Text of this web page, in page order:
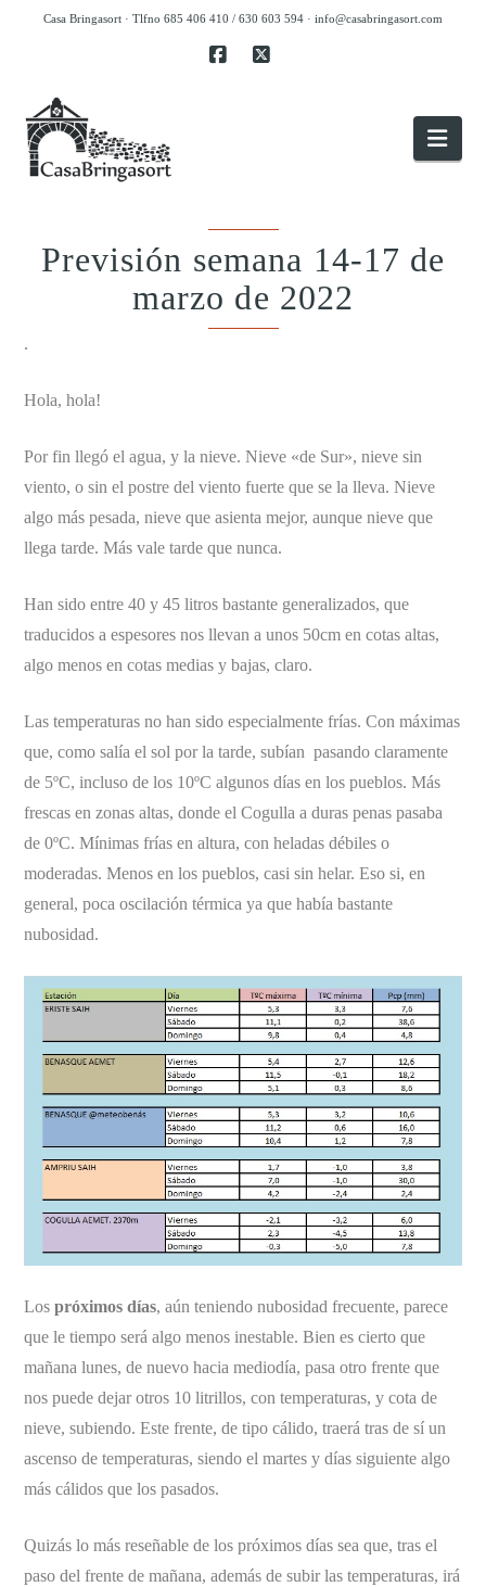
Casa Bringasort · Tlfno 685 406 410 / 630 603 594 · info@casabringasort.com
Previsión semana 14-17 de
marzo de 2022
.
Hola, hola!
Por fin llegó el agua, y la nieve. Nieve «de Sur», nieve sin
viento, o sin el postre del viento fuerte que se la lleva. Nieve
algo más pesada, nieve que asienta mejor, aunque nieve que
llega tarde. Más vale tarde que nunca.
Han sido entre 40 y 45 litros bastante generalizados, que
traducidos a espesores nos llevan a unos 50cm en cotas altas,
algo menos en cotas medias y bajas, claro.
Las temperaturas no han sido especialmente frías. Con máximas
que, como salía el sol por la tarde, subían pasando claramente
de 5ºC, incluso de los 10ºC algunos días en los pueblos. Más
frescas en zonas altas, donde el Cogulla a duras penas pasaba
de 0ºC. Mínimas frías en altura, con heladas débiles o
moderadas. Menos en los pueblos, casi sin helar. Eso si, en
general, poca oscilación térmica ya que había bastante
nubosidad.
Lospróximos días, aún teniendo nubosidad frecuente, parece
que le tiempo será algo menos inestable. Bien es cierto que
mañana lunes, de nuevo hacia mediodía, pasa otro frente que
nos puede dejar otros 10 litrillos, con temperaturas, y cota de
nieve, subiendo. Este frente, de tipo cálido, traerá tras de sí un
ascenso de temperaturas, siendo el martes y días siguiente algo
más cálidos que los pasados.
Quizás lo más reseñable de los próximos días sea que, tras el
paso del frente de mañana, además de subir las temperaturas, irá